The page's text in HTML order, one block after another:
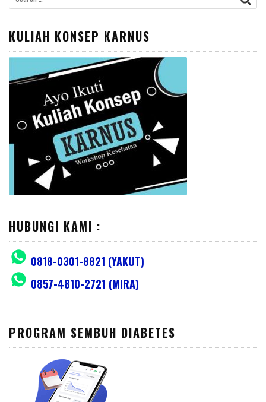
for:
KULIAH KONSEP KARNUS
HUBUNGI KAMI :
0818-0301-8821 (YAKUT)
0857-4810-2721 (MIRA)
PROGRAM SEMBUH DIABETES